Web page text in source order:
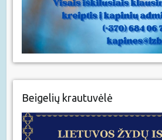
Beigelių krautuvėlė